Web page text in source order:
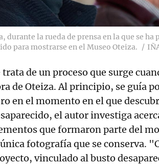
durante la rueda de prensa en la que se
para mostrarse en el Museo Oteiza.
trata de un proceso que surge
de Oteiza. Al principio, se guía
en el momento en el que
el autor investiga
que formaron parte del
fotografía que se conserva.
vinculado al busto